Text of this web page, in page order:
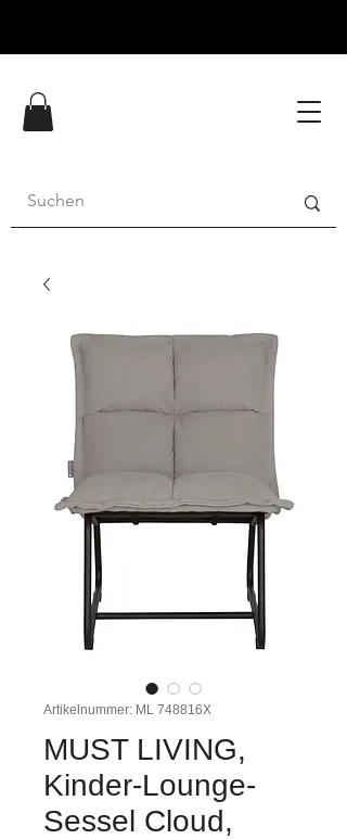
Artikelnummer: ML 748816X
MUST LIVING,
Kinder-Lounge-
Sessel Cloud,